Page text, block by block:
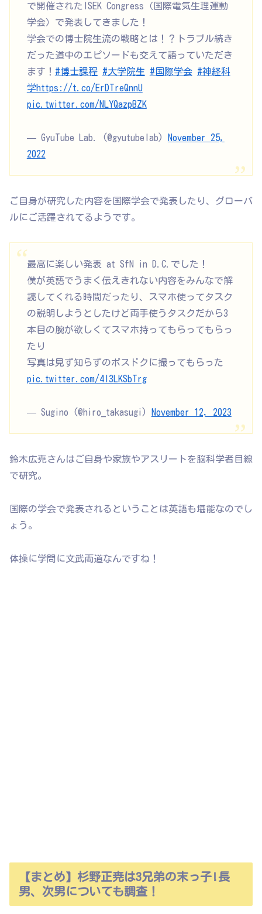
で開催されたISEK Congress（国際電気生理運動
学会）で発表してきました！
学会での博士院生流の戦略とは！？トラブル続き
だった道中のエピソードも交えて語っていただき
ます！ #博士課程 #大学院生 #国際学会 #神経科
学https://t.co/ErDTreQnnU
pic.twitter.com/NLYQazpBZK
— GyuTube Lab. (@gyutubelab)
November 25,
2022
ご自身が研究した内容を国際学会で発表したり、グローバ
ルにご活躍されてるようです。
最高に楽しい発表 at SfN in D.C.でした！
僕が英語でうまく伝えきれない内容をみんなで解
読してくれる時間だったり、スマホ使ってタスク
の説明しようとしたけど両手使うタスクだから3
本目の腕が欲しくてスマホ持ってもらってもらっ
たり
写真は見ず知らずのポスドクに撮ってもらった
pic.twitter.com/4I3LKSbTrg
— Sugino (@hiro_takasugi) November 12, 2023
鈴木広尭さんはご自身や家族やアスリートを脳科学者目線
で研究。
国際の学会で発表されるということは英語も堪能なのでし
ょう。
体操に学問に文武両道なんですね！
【まとめ】杉野正尭は3兄弟の末っ子!長
男、次男についても調査！